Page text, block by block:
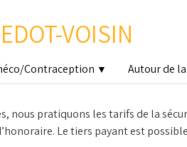
VOISIN
Contraception ▼ Autour de
nous pratiquons les tarifs de la
Le tiers payant est